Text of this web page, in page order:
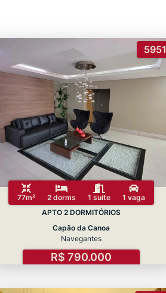
5951
77m² 2 dorms 1 suíte
1 vaga
APTO 2 DORMITÓRIOS
Capão da Canoa
Navegantes
R$ 790.000